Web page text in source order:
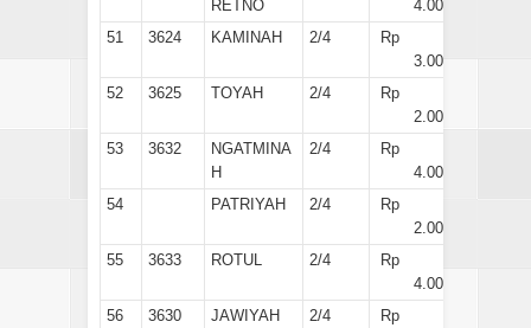
RETNO
4.000
51
3624 KAMINAH 2/4
Rp
3.000
52
3625 TOYAH 2/4
Rp
2.000
53
3632
NGATMINA
H
2/4
Rp
4.000
54
PATRIYAH 2/4
Rp
2.000
55
3633 ROTUL 2/4
Rp
4.000
56
3630 JAWIYAH 2/4
Rp